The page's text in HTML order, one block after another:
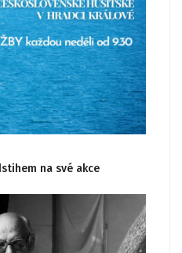
na své akce